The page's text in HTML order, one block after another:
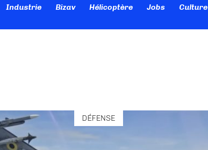
Industrie Bizav Hélicoptère Jobs
DÉFENSE